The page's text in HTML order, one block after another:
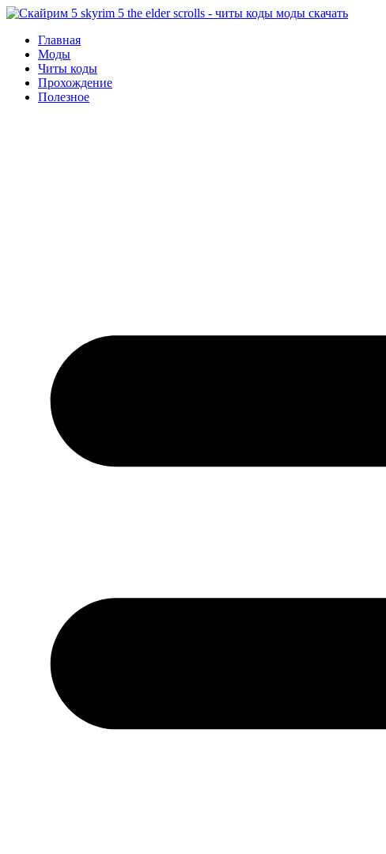
Перейти
содержимому
Главная
Моды
Читы коды
Прохождение
Полезное